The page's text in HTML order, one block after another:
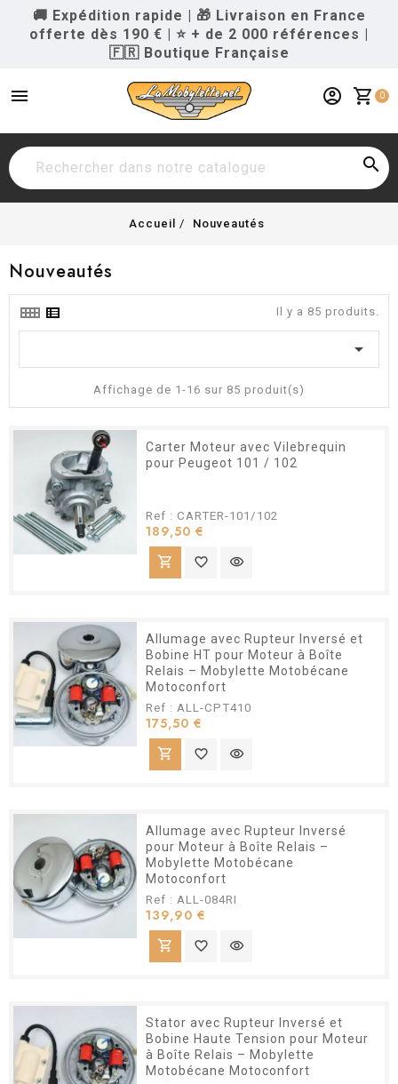
🚚 Expédition rapide | 🎁 Livraison en France
offerte dès 190 € | ⭐ + de 2 000 références |
🇫🇷 Boutique Française
menu shopping_cart 0
account_circle

Accueil Nouveautés
Nouveautés
Il y a 85 produits.

Affichage de 1-16 sur 85 produit(s)
Carter Moteur avec Vilebrequin
pour Peugeot 101 / 102
Ref : CARTER-101/102
189,50 €
shopping_cart favorite_border visibility
Allumage avec Rupteur Inversé et
Bobine HT pour Moteur à Boîte
Relais – Mobylette Motobécane
Motoconfort
Ref : ALL-CPT410
175,50 €
shopping_cart favorite_border visibility
Allumage avec Rupteur Inversé
pour Moteur à Boîte Relais –
Mobylette Motobécane
Motoconfort
Ref : ALL-084RI
139,90 €
shopping_cart favorite_border visibility
Stator avec Rupteur Inversé et
Bobine Haute Tension pour Moteur
à Boîte Relais – Mobylette
Motobécane Motoconfort